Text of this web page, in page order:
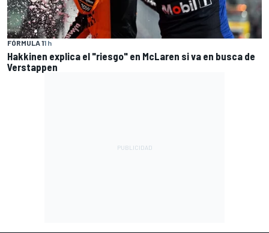
FÓRMULA 11 h
Hakkinen explica el "riesgo" en McLaren si va en busca de
Verstappen